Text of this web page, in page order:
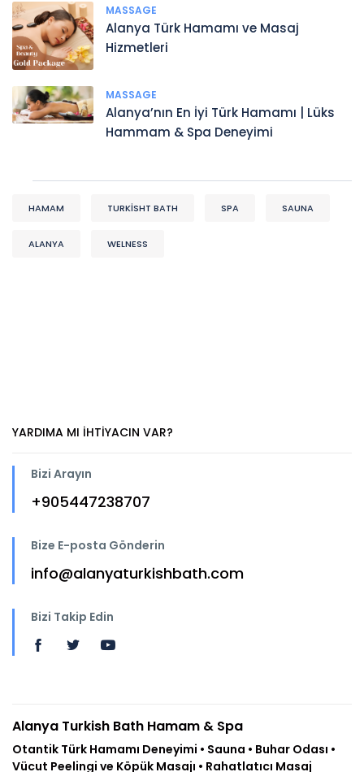
MASSAGE
Alanya Türk Hamamı ve Masaj
Hizmetleri
MASSAGE
Alanya’nın En İyi Türk Hamamı | Lüks
Hammam & Spa Deneyimi
HAMAM TURKISHT BATH SPA SAUNA
ALANYA WELNESS
YARDIMA MI IHTIYACIN VAR?
Bizi Arayın
+905447238707
Bize E-posta Gönderin
info@alanyaturkishbath.com
Bizi Takip Edin
Alanya Turkish Bath Hamam & Spa
Otantik Türk Hamamı Deneyimi • Sauna • Buhar Odası •
Vücut Peelingi ve Köpük Masajı • Rahatlatıcı Masaj